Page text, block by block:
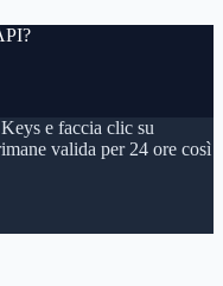
e faccia clic su
valida per 24 ore così